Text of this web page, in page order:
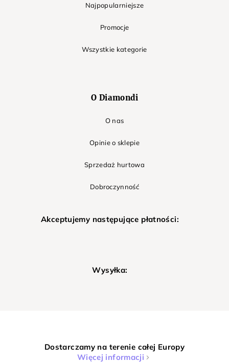
Najpopularniejsze
Promocje
Wszystkie kategorie
O Diamondi
O nas
Opinie o sklepie
Sprzedaż hurtowa
Dobroczynność
Akceptujemy następujące płatności:
Wysyłka:
Dostarczamy na terenie całej Europy
Więcej informacji